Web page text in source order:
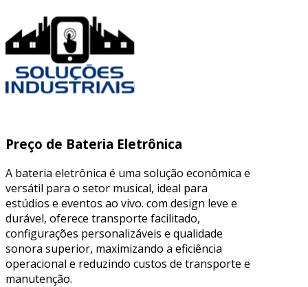
Preço de Bateria Eletrônica
A bateria eletrônica é uma solução econômica e
versátil para o setor musical, ideal para
estúdios e eventos ao vivo. com design leve e
durável, oferece transporte facilitado,
configurações personalizáveis e qualidade
sonora superior, maximizando a eficiência
operacional e reduzindo custos de transporte e
manutenção.